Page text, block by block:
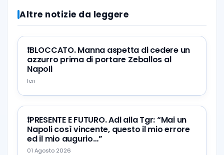
Altre notizie da leggere
❗️BLOCCATO. Manna aspetta di cedere un
azzurro prima di portare Zeballos al
Napoli
Ieri
❗️PRESENTE E FUTURO. Adl alla Tgr: “Mai un
Napoli così vincente, questo il mio errore
ed il mio augurio…”
01 Agosto 2026